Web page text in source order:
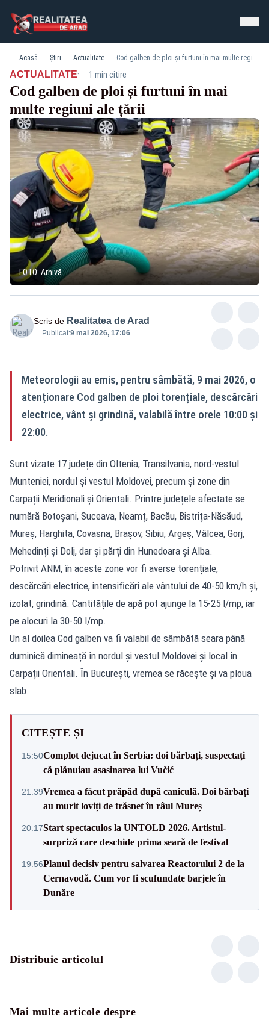
Acasă Știri Actualitate Cod galben de ploi și furtuni în mai multe regiuni ale țării
ACTUALITATE· 1 min citire
Cod galben de ploi și furtuni în mai
multe regiuni ale țării
FOTO: Arhivă
Scris de Realitatea de Arad
Publicat:9 mai 2026, 17:06
Meteorologii au emis, pentru sâmbătă, 9 mai 2026, o
atenționare Cod galben de ploi torențiale, descărcări
electrice, vânt și grindină, valabilă între orele 10:00 și
22:00.
Sunt vizate 17 județe din Oltenia, Transilvania, nord-vestul
Munteniei, nordul și vestul Moldovei, precum și zone din
Carpații Meridionali și Orientali. Printre județele afectate se
numără Botoșani, Suceava, Neamț, Bacău, Bistrița-Năsăud,
Mureș, Harghita, Covasna, Brașov, Sibiu, Argeș, Vâlcea, Gorj,
Mehedinți și Dolj, dar și părți din Hunedoara și Alba.
Potrivit ANM, în aceste zone vor fi averse torențiale,
descărcări electrice, intensificări ale vântului de 40-50 km/h și,
izolat, grindină. Cantitățile de apă pot ajunge la 15-25 l/mp, iar
pe alocuri la 30-50 l/mp.
Un al doilea Cod galben va fi valabil de sâmbătă seara până
duminică dimineață în nordul și vestul Moldovei și local în
Carpații Orientali. În București, vremea se răcește și va ploua
slab.
CITEȘTE ȘI
15:50Complot dejucat în Serbia: doi bărbați, suspectați
că plănuiau asasinarea lui Vučić
21:39Vremea a făcut prăpăd după caniculă. Doi bărbați
au murit loviți de trăsnet în râul Mureș
20:17Start spectaculos la UNTOLD 2026. Artistul-
surpriză care deschide prima seară de festival
19:56Planul decisiv pentru salvarea Reactorului 2 de la
Cernavodă. Cum vor fi scufundate barjele în
Dunăre
Distribuie articolul
Mai multe articole despre